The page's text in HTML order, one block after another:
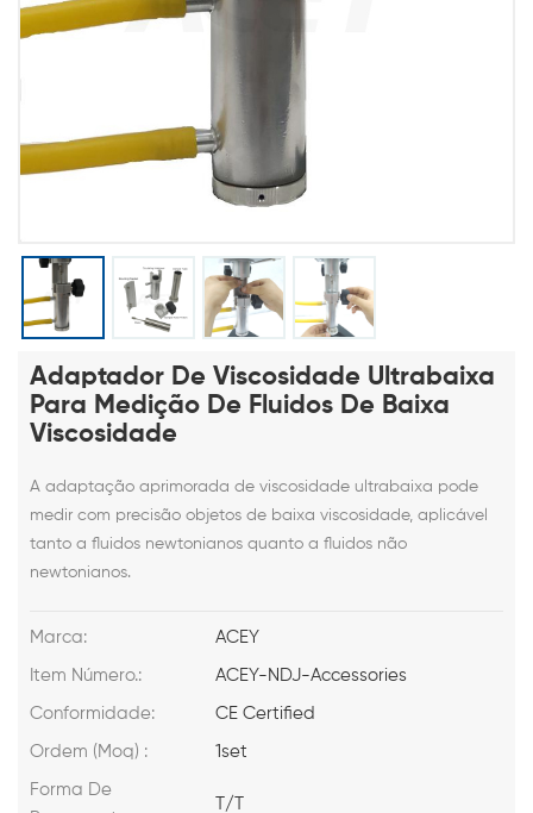
Adaptador De Viscosidade Ultrabaixa
Para Medição De Fluidos De Baixa
Viscosidade
A adaptação aprimorada de viscosidade ultrabaixa pode
medir com precisão objetos de baixa viscosidade, aplicável
tanto a fluidos newtonianos quanto a fluidos não
newtonianos.
Marca: ACEY
Item Número.: ACEY-NDJ-Accessories
Conformidade: CE Certified
Ordem (Moq) : 1set
Forma De
T/T